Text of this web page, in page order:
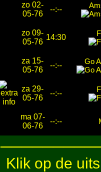
zo 02-
05-76
--:--
zo 09-
05-76
14:30
za 15-
05-76
--:-- Go
za 29-
05-76
--:--
ma 07-
06-76
--:--
Klik op de